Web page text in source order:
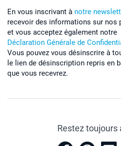
En vous inscrivant à notre
recevoir des informations sur
et vous acceptez également notre
Déclaration Générale de
Vous pouvez vous désinscrire à
le lien de désinscription repris en
que vous recevrez.
Restez toujours